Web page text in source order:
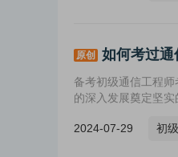
原创 如何考过
备考初级通信工程
的深入发展奠定坚实
2024-07-29 初